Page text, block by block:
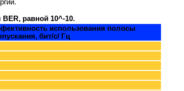
равной 10^-10.
использования полосы
бит/с/ Гц